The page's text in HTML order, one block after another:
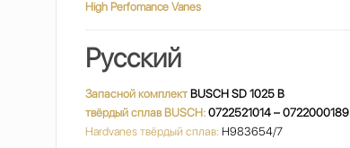
High Perfomance Vanes
Русский
Запасной комплект BUSCH SD 1025 B
твёрдый сплав BUSCH:0722521014 – 0722000189
Hardvanes твёрдый сплав: H983654/7